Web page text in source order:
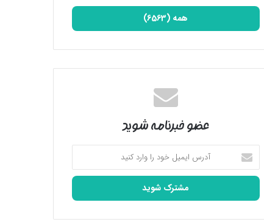
همه (6563)
عضو خبرنامه شوید
آدرس
ایمیل
خود
وارد